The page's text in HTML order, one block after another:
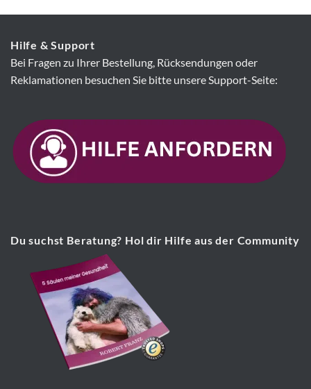
Hilfe & Support
Bei Fragen zu Ihrer Bestellung, Rücksendungen oder
Reklamationen besuchen Sie bitte unsere Support-Seite:
Du suchst Beratung? Hol dir Hilfe aus der Community